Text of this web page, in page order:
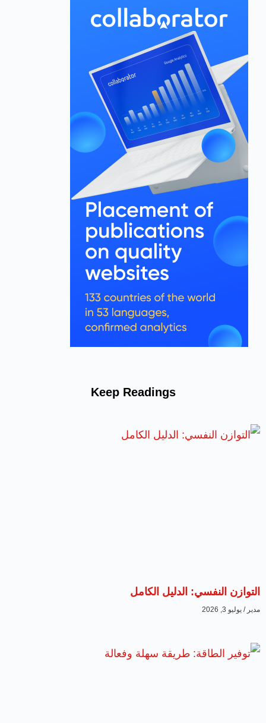
Keep Readings
التوازن النفسي: الدليل الكامل
مدير يوليو 3, 2026